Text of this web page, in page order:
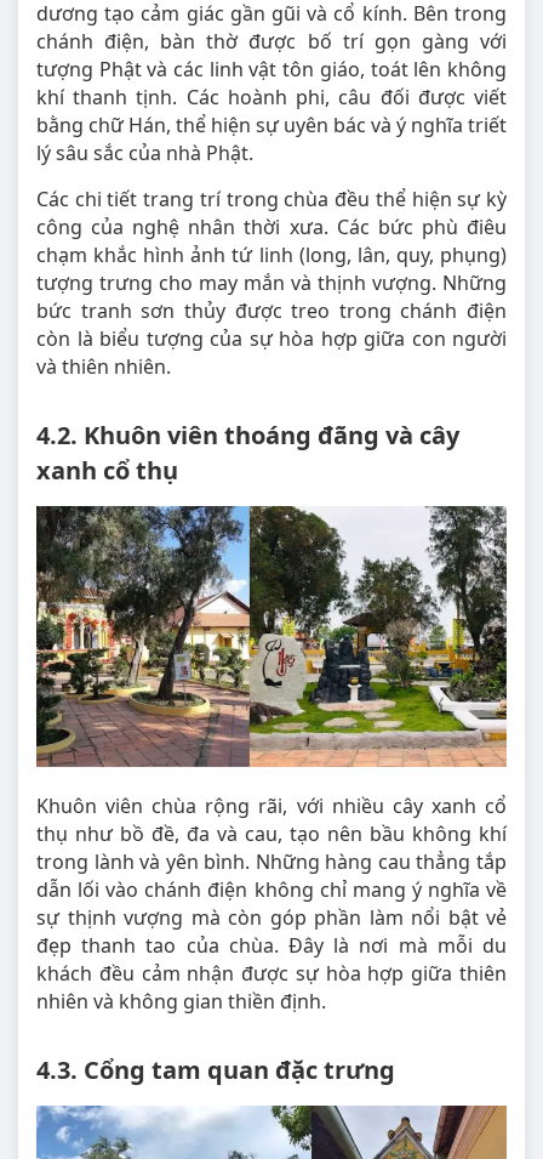
dương tạo cảm giác gần gũi và cổ kính. Bên trong
chánh điện, bàn thờ được bố trí gọn gàng với
tượng Phật và các linh vật tôn giáo, toát lên không
khí thanh tịnh. Các hoành phi, câu đối được viết
bằng chữ Hán, thể hiện sự uyên bác và ý nghĩa triết
lý sâu sắc của nhà Phật.
Các chi tiết trang trí trong chùa đều thể hiện sự kỳ
công của nghệ nhân thời xưa. Các bức phù điêu
chạm khắc hình ảnh tứ linh (long, lân, quy, phụng)
tượng trưng cho may mắn và thịnh vượng. Những
bức tranh sơn thủy được treo trong chánh điện
còn là biểu tượng của sự hòa hợp giữa con người
và thiên nhiên.
4.2. Khuôn viên thoáng đãng và cây
xanh cổ thụ
Khuôn viên chùa rộng rãi, với nhiều cây xanh cổ
thụ như bồ đề, đa và cau, tạo nên bầu không khí
trong lành và yên bình. Những hàng cau thẳng tắp
dẫn lối vào chánh điện không chỉ mang ý nghĩa về
sự thịnh vượng mà còn góp phần làm nổi bật vẻ
đẹp thanh tao của chùa. Đây là nơi mà mỗi du
khách đều cảm nhận được sự hòa hợp giữa thiên
nhiên và không gian thiền định.
4.3. Cổng tam quan đặc trưng